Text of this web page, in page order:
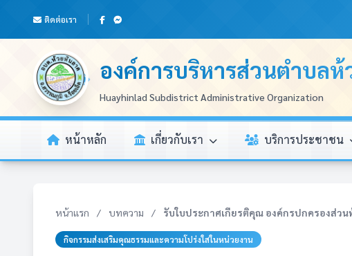
ติดต่อเรา
องค์การบริหารส่วนตำบล
Huayhinlad Subdistrict Administrative Organization
หน้าหลัก เกี่ยวกับเรา บริการประชาชน
หน้าแรก / บทความ / รับใบประกาศเกียรติคุณ องค์กรปกครองส่วน
กิจกรรมส่งเสริมคุณธรรมและความโปร่งใสในหน่วยงาน